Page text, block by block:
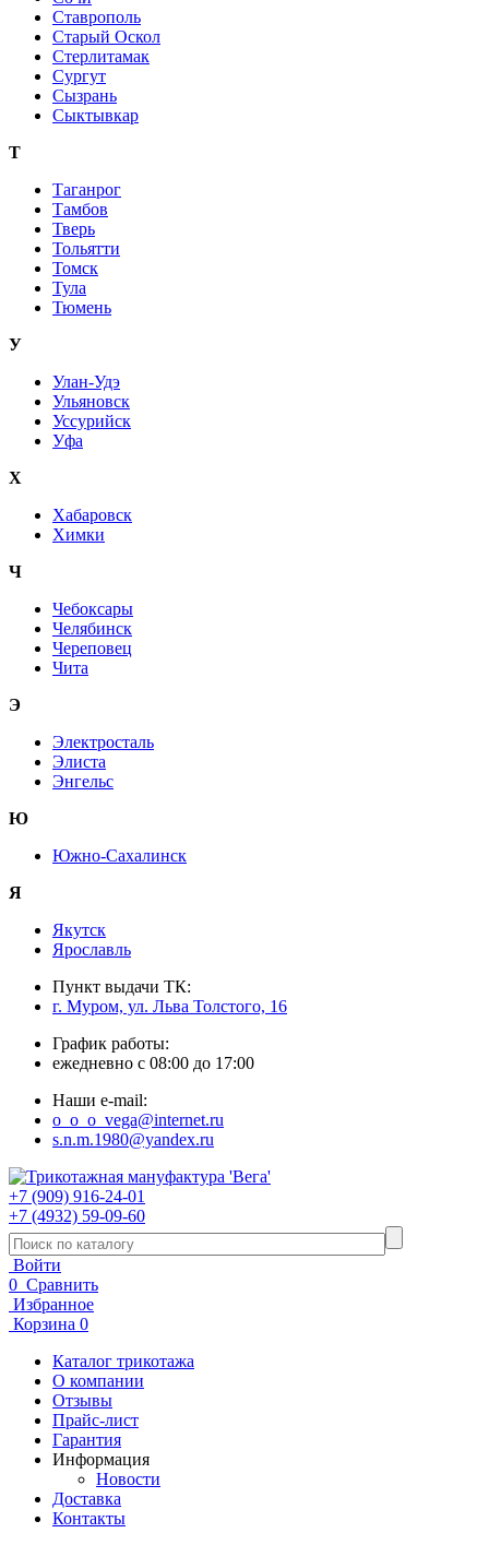
Ставрополь
Старый Оскол
Стерлитамак
Сургут
Сызрань
Сыктывкар
Т
Таганрог
Тамбов
Тверь
Тольятти
Томск
Тула
Тюмень
У
Улан-Удэ
Ульяновск
Уссурийск
Уфа
Х
Хабаровск
Химки
Ч
Чебоксары
Челябинск
Череповец
Чита
Э
Электросталь
Элиста
Энгельс
Ю
Южно-Сахалинск
Я
Якутск
Ярославль
Пункт выдачи ТК:
г. Муром, ул. Льва Толстого, 16
График работы:
ежедневно с 08:00 до 17:00
Наши e-mail:
o_o_o_vega@internet.ru
s.n.m.1980@yandex.ru
+7 (909) 916-24-01
+7 (4932) 59-09-60
Войти
0 Сравнить
Избранное
Корзина 0
Каталог трикотажа
О компании
Отзывы
Прайс-лист
Гарантия
Информация
Новости
Доставка
Контакты